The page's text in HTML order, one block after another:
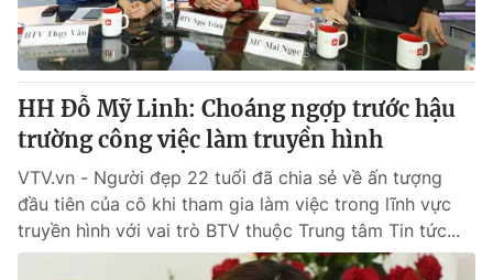
HH Đỗ Mỹ Linh: Choáng ngợp trước hậu
trường công việc làm truyền hình
VTV.vn - Người đẹp 22 tuổi đã chia sẻ về ấn tượng
đầu tiên của cô khi tham gia làm việc trong lĩnh vực
truyền hình với vai trò BTV thuộc Trung tâm Tin tức...